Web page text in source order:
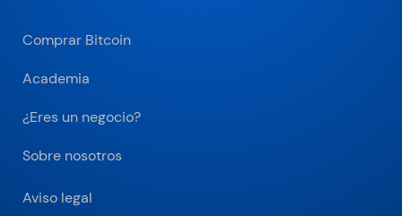
Comprar Bitcoin
Academia
¿Eres un negocio?
Sobre nosotros
Aviso legal